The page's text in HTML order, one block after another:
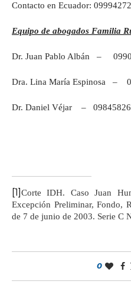
Contacto en Ecuador:
Equipo de abogados Familia
Dr. Juan Pablo Albán –
Dra. Lina María Espinosa –
Dr. Daniel Véjar –
[1] Corte IDH. Caso Juan
Excepción Preliminar, Fondo,
de 7 de junio de 2003. Serie C
0